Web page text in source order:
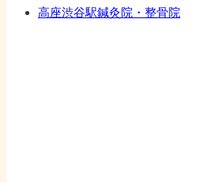
高座渋谷駅鍼灸院・整骨院